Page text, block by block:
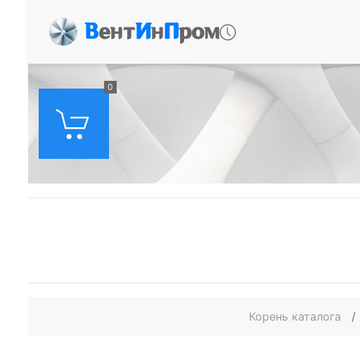
ВентИнПром
0
Корень каталога /